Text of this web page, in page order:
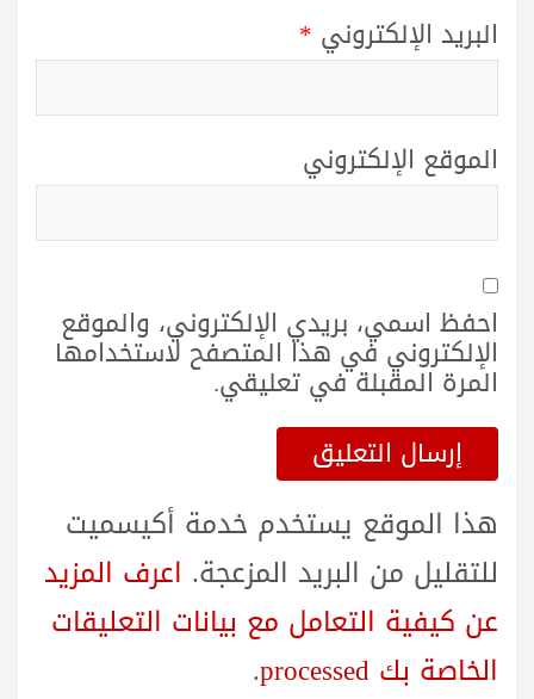
البريد الإلكتروني *
الموقع الإلكتروني
احفظ اسمي، بريدي الإلكتروني، والموقع
الإلكتروني في هذا المتصفح لاستخدامها
المرة المقبلة في تعليقي.
هذا الموقع يستخدم خدمة أكيسميت
للتقليل من البريد المزعجة. اعرف المزيد
عن كيفية التعامل مع بيانات التعليقات
الخاصة بك processed
.